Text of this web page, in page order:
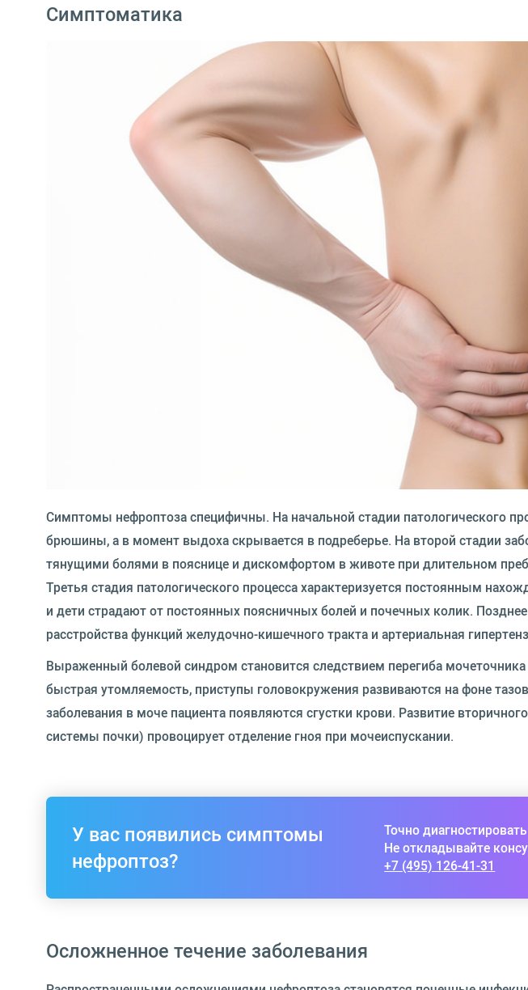
Симптоматика
Симптомы нефроптоза специфичны. На начальной стадии патологического
брюшины, а в момент выдоха скрывается в подреберье. На второй стадии
тянущими болями в пояснице и дискомфортом в животе при длительном
Третья стадия патологического процесса характеризуется постоянным
и дети страдают от постоянных поясничных болей и почечных колик.
расстройства функций желудочно-кишечного тракта и артериальная
Выраженный болевой синдром становится следствием перегиба
быстрая утомляемость, приступы головокружения развиваются на фоне
заболевания в моче пациента появляются сгустки крови. Развитие
системы почки) провоцирует отделение гноя при мочеиспускании.
У вас появились симптомы
нефроптоз?
Точно
Не откладывайте
+7 (495) 126-41-31
Осложненное течение заболевания